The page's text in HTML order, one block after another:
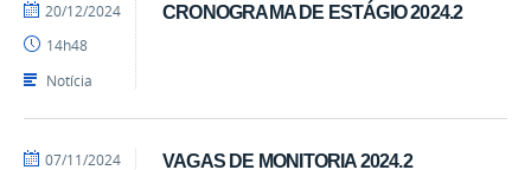
CRONOGRAMA DE ESTÁGIO 2024.2
por
publicado
20/12/2024
14h48
Notícia
VAGAS DE MONITORIA 2024.2
por
publicado
07/11/2024